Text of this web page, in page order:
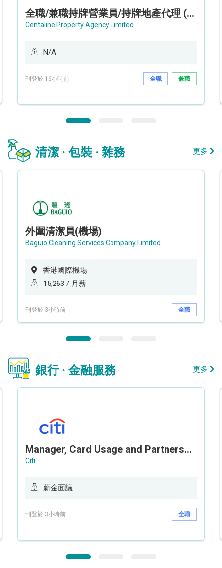
全職/兼職持牌營業員/持牌地產代理 (長沙灣/將軍澳/油塘)
Centaline Property Agency Limited
N/A
刊登於 16小時前 全職 兼職
清潔 · 包裝 · 雜務 更多
外圍清潔員(機場)
Baguio Cleaning Services Company Limited
香港國際機場
15,263 / 月薪
刊登於 3小時前 全職
銀行 · 金融服務 更多
Manager, Card Usage and Partnership
Citi
薪金面議
刊登於 3小時前 全職